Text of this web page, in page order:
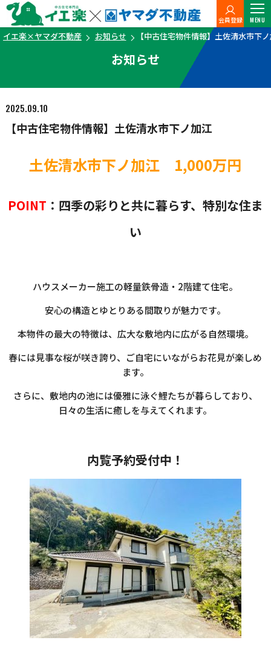
会員登録 MENU
イエ楽×ヤマダ不動産 お知らせ 【中古住宅物件情報】土佐清水市下
お知らせ
2025.09.10
【中古住宅物件情報】土佐清水市下ノ加江
土佐清水市下ノ加江 1,000万円
POINT ：四季の彩りと共に暮らす、特別な住ま
い
ハウスメーカー施工の軽量鉄骨造・2階建て住宅。
安心の構造とゆとりある間取りが魅力です。
本物件の最大の特徴は、広大な敷地内に広がる自然環境。
春には見事な桜が咲き誇り、ご自宅にいながらお花見が楽しめ
ます。
さらに、敷地内の池には優雅に泳ぐ鯉たちが暮らしており、
日々の生活に癒しを与えてくれます。
内覧予約受付中！